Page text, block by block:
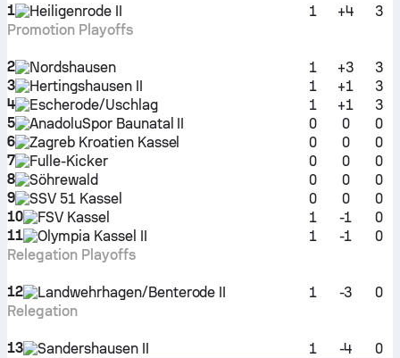
1 Heiligenrode II 1 +4
3
Promotion Playoffs
2 Nordshausen 1 +3
3
3
Hertingshausen II 1 +1
3
4
Escherode/Uschlag 1 +1
3
5
AnadoluSpor Baunatal II 0 0
0
6
Zagreb Kroatien Kassel 0 0
0
7
Fulle-Kicker 0 0
0
8
Söhrewald 0 0
0
9
SSV 51 Kassel 0 0
0
10
FSV Kassel 1 -1
0
11
Olympia Kassel II 1 -1
0
Relegation Playoffs
12 Landwehrhagen/Benterode II 1 -3
0
Relegation
13 Sandershausen II 1 -4 0